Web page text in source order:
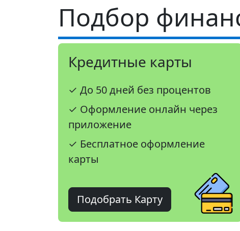
Подбор
Кредитные карты
✓ До 50 дней без процентов
✓ Оформление онлайн через
приложение
✓ Бесплатное оформление
карты
Подобрать Карту